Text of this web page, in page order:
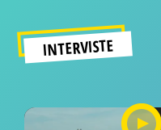
INTERVISTE